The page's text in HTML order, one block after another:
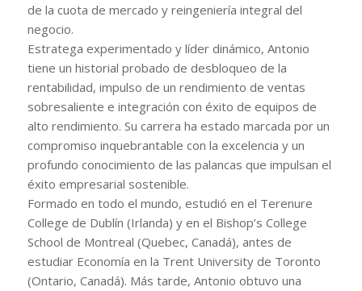
de la cuota de mercado y reingeniería integral del
negocio.
Estratega experimentado y líder dinámico, Antonio
tiene un historial probado de desbloqueo de la
rentabilidad, impulso de un rendimiento de ventas
sobresaliente e integración con éxito de equipos de
alto rendimiento. Su carrera ha estado marcada por un
compromiso inquebrantable con la excelencia y un
profundo conocimiento de las palancas que impulsan el
éxito empresarial sostenible.
Formado en todo el mundo, estudió en el Terenure
College de Dublín (Irlanda) y en el Bishop’s College
School de Montreal (Quebec, Canadá), antes de
estudiar Economía en la Trent University de Toronto
(Ontario, Canadá). Más tarde, Antonio obtuvo una